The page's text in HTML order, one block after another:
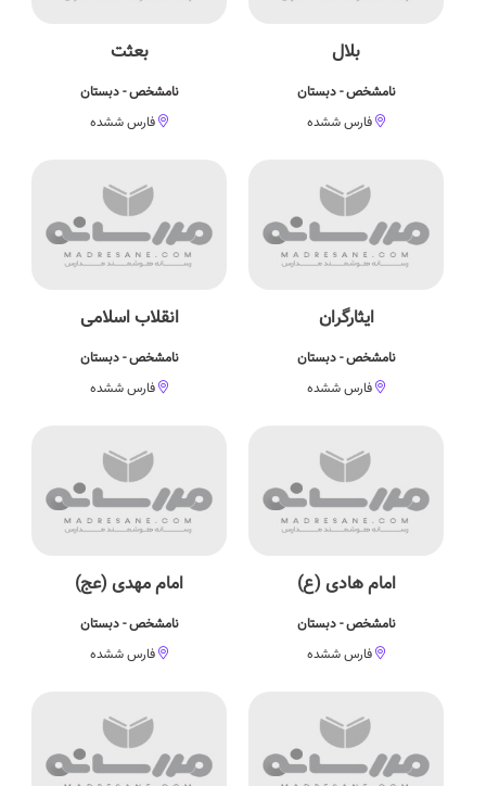
بلال
نامشخص - دبستان
فارس ششده
بعثت
نامشخص - دبستان
فارس ششده
ایثارگران
نامشخص - دبستان
فارس ششده
انقلاب اسلامی
نامشخص - دبستان
فارس ششده
امام هادی (ع)
نامشخص - دبستان
فارس ششده
امام مهدی (عج)
نامشخص - دبستان
فارس ششده